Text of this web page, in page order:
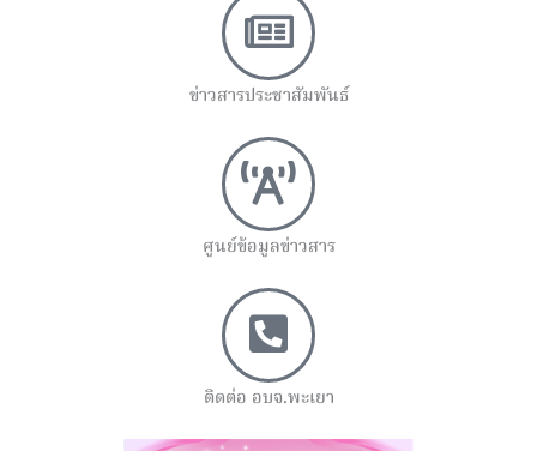
ข่าวสารประชาสัมพันธ์
ศูนย์ข้อมูลข่าวสาร
ติดต่อ อบจ.พะเยา